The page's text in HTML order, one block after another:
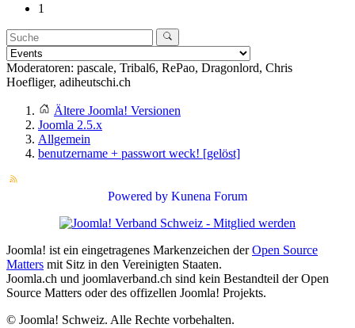
1
Moderatoren: pascale, Tribal6, RePao, Dragonlord, Chris
Hoefliger, adiheutschi.ch
Ältere Joomla! Versionen
Joomla 2.5.x
Allgemein
benutzername + passwort weck! [gelöst]
Powered by Kunena Forum
Joomla! ist ein eingetragenes Markenzeichen derOpen Source
Matters mit Sitz in den Vereinigten Staaten.
Joomla.ch und joomlaverband.ch sind kein Bestandteil der Open
Source Matters oder des offizellen Joomla! Projekts.
© Joomla! Schweiz. Alle Rechte vorbehalten.